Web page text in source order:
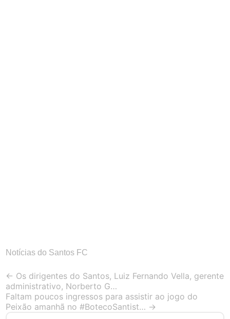
Notícias do Santos FC
Post
navigation
← Os dirigentes do Santos, Luiz Fernando Vella, gerente
administrativo, Norberto G…
Faltam poucos ingressos para assistir ao jogo do
Peixão amanhã no #BotecoSantist… →